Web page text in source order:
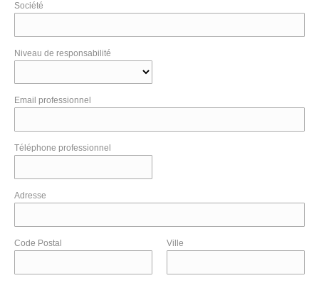
Société
Niveau de responsabilité
Email professionnel
Téléphone professionnel
Adresse
Code Postal Ville